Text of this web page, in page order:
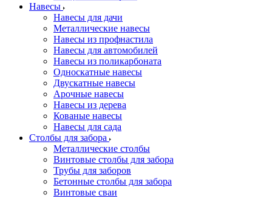
Навесы
Навесы для дачи
Металлические навесы
Навесы из профнастила
Навесы для автомобилей
Навесы из поликарбоната
Односкатные навесы
Двускатные навесы
Арочные навесы
Навесы из дерева
Кованые навесы
Навесы для сада
Столбы для забора
Металлические столбы
Винтовые столбы для забора
Трубы для заборов
Бетонные столбы для забора
Винтовые сваи